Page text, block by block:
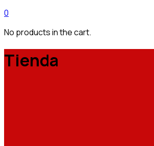
0
No products in the cart.
Tienda